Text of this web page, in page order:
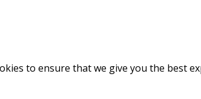
to ensure that we give you the best